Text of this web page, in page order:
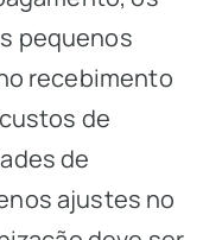
pequenos
recebimento
de
de
ajustes no